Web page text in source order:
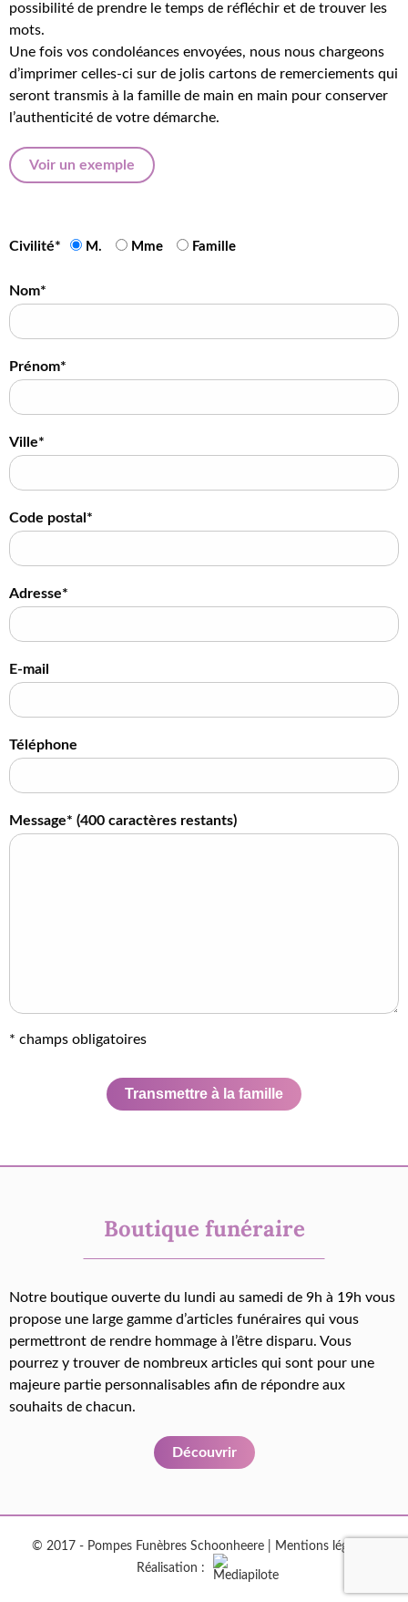
possibilité de prendre le temps de réfléchir et de trouver les
mots.
Une fois vos condoléances envoyées, nous nous chargeons
d’imprimer celles-ci sur de jolis cartons de remerciements qui
seront transmis à la famille de main en main pour conserver
l’authenticité de votre démarche.
Voir un exemple
Civilité* M. Mme Famille
Nom*
Prénom*
Ville*
Code postal*
Adresse*
E-mail
Téléphone
Message* (400 caractères restants)
* champs obligatoires
Transmettre à la famille
Boutique funéraire
Notre boutique ouverte du lundi au samedi de 9h à 19h vous
propose une large gamme d’articles funéraires qui vous
permettront de rendre hommage à l’être disparu. Vous
pourrez y trouver de nombreux articles qui sont pour une
majeure partie personnalisables afin de répondre aux
souhaits de chacun.
Découvrir
© 2017 - Pompes Funèbres Schoonheere | Mentions légales
Réalisation :